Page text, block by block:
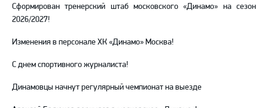
Сформирован тренерский штаб московского «Динамо» на сезон
2026/2027!
Изменения в персонале ХК «Динамо» Москва!
С днем спортивного журналиста!
Динамовцы начнут регулярный чемпионат на выезде